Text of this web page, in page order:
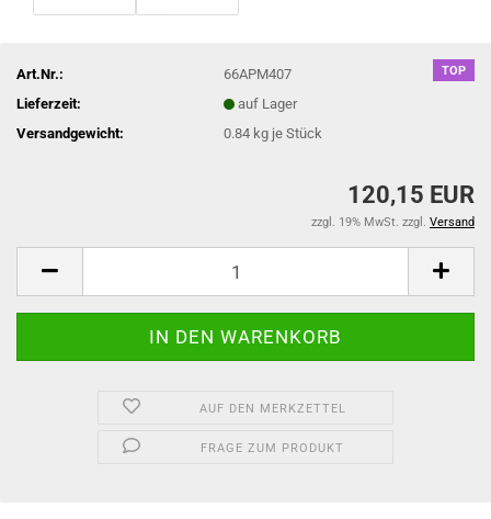
TOP
Art.Nr.:
66APM407
Lieferzeit:
auf Lager
Versandgewicht:
0.84 kg je Stück
120,15 EUR
zzgl. 19% MwSt. zzgl. Versand
AUF DEN MERKZETTEL
FRAGE ZUM PRODUKT